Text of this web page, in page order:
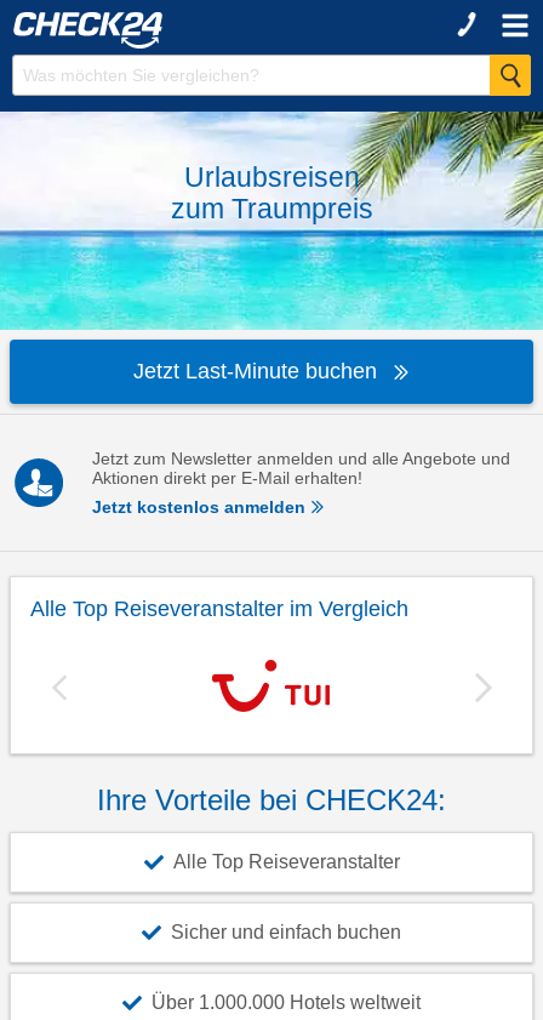
Urlaubsreisen
zum Traumpreis
Jetzt Last-Minute buchen
Jetzt zum Newsletter anmelden und alle Angebote und
Aktionen direkt per E-Mail erhalten!
Jetzt kostenlos anmelden
Alle Top Reiseveranstalter im Vergleich
Ihre Vorteile bei CHECK24:
Alle Top Reiseveranstalter
Sicher und einfach buchen
Über 1.000.000 Hotels weltweit